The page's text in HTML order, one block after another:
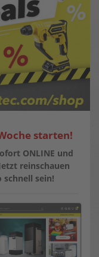
starten!
ONLINE und
reinschauen
schnell sein!